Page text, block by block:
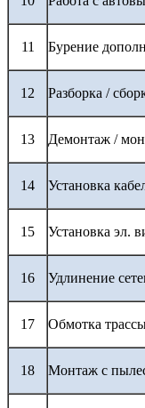
11 Бурение
12 Разборка /
13 Демонтаж /
14 Установка
15 Установка эл.
16 Удлинение
17 Обмотка
18 Монтаж с